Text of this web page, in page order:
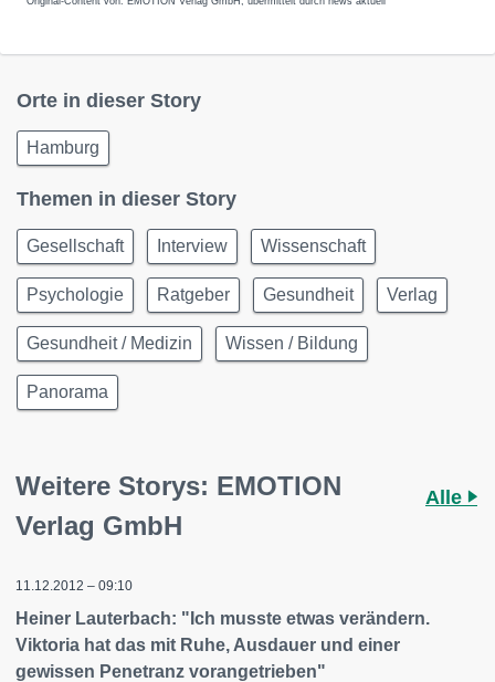
Orte in dieser Story
Hamburg
Themen in dieser Story
Gesellschaft Interview Wissenschaft
Psychologie Ratgeber Gesundheit Verlag
Gesundheit / Medizin Wissen / Bildung
Panorama
Weitere Storys: EMOTION
Verlag GmbH
Alle
11.12.2012 – 09:10
Heiner Lauterbach: "Ich musste etwas verändern.
Viktoria hat das mit Ruhe, Ausdauer und einer
gewissen Penetranz vorangetrieben"